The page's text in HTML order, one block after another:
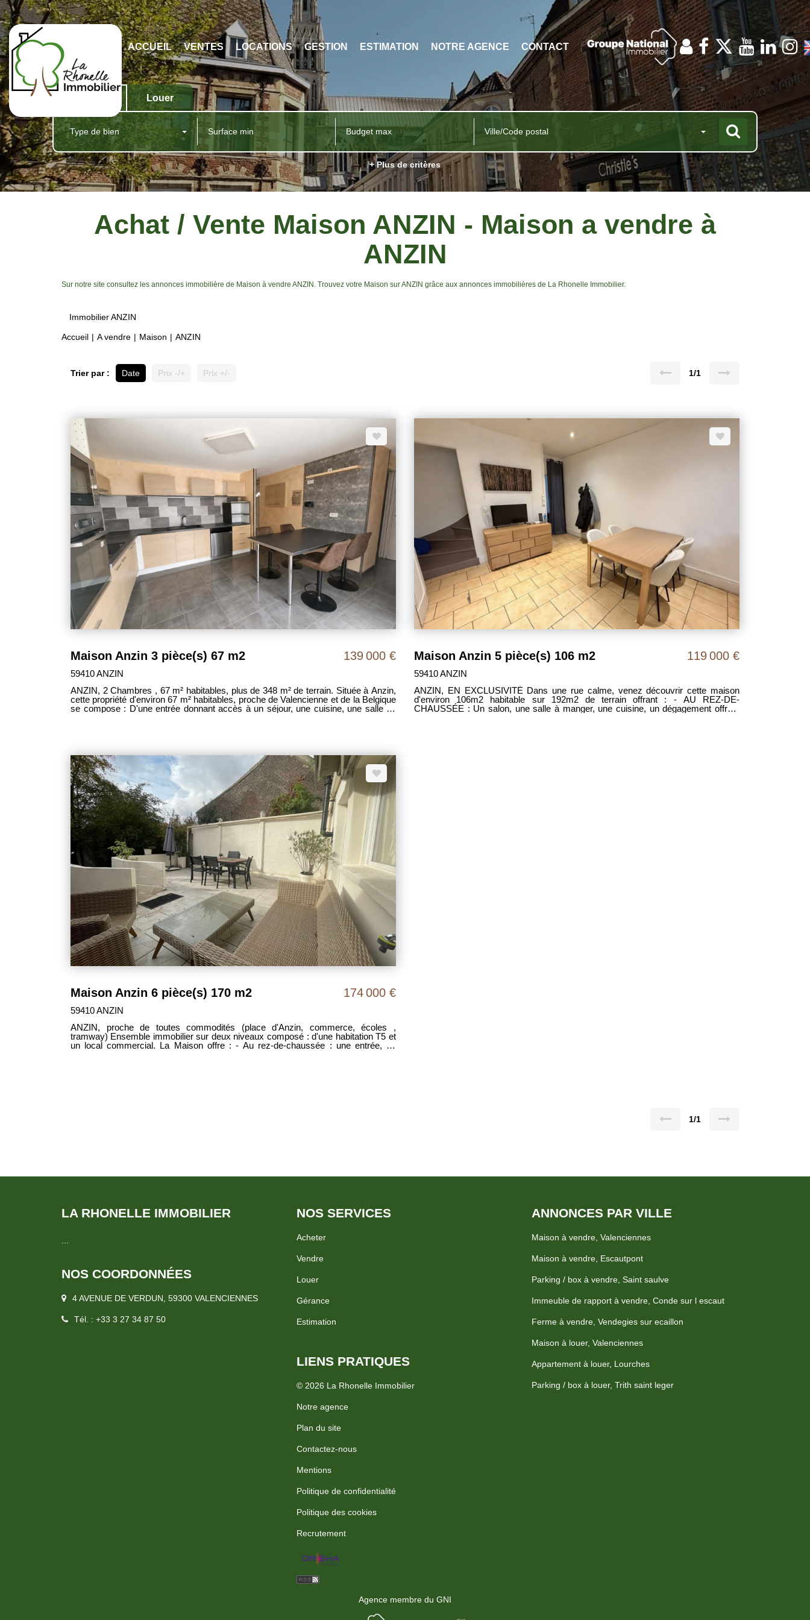
ACCUEIL VENTES LOCATIONS GESTION ESTIMATION NOTRE AGENCE CONTACT
Louer
Type de bien Ville/Code postal
+ Plus de critères
Achat / Vente Maison ANZIN - Maison a vendre à
ANZIN
Sur notre site consultez les annonces immobilière de Maison à vendre ANZIN. Trouvez votre Maison sur ANZIN grâce aux annonces immobilières de La Rhonelle Immobilier.
Immobilier ANZIN
Accueil A vendre Maison ANZIN
Trier par : Date Prix -/+ Prix +/- 1/1
Maison Anzin 3 pièce(s) 67 m2 139 000 €
59410 ANZIN
ANZIN, 2 Chambres , 67 m² habitables, plus de 348 m² de terrain. Située à Anzin,
cette propriété d'environ 67 m² habitables, proche de Valencienne et de la Belgique
se compose : D'une entrée donnant accès à un séjour, une cuisine, une salle de
Maison Anzin 5 pièce(s) 106 m2 119 000 €
59410 ANZIN
ANZIN, EN EXCLUSIVITÉ Dans une rue calme, venez découvrir cette maison
d'environ 106m2 habitable sur 192m2 de terrain offrant : - AU REZ-DE-
CHAUSSÉE : Un salon, une salle à manger, une cuisine, un dégagement offrant
Maison Anzin 6 pièce(s) 170 m2 174 000 €
59410 ANZIN
ANZIN, proche de toutes commodités (place d'Anzin, commerce, écoles ,
tramway) Ensemble immobilier sur deux niveaux composé : d'une habitation T5 et
un local commercial. La Maison offre : - Au rez-de-chaussée : une entrée, un
1/1
LA RHONELLE IMMOBILIER
...
NOS COORDONNÉES
4 AVENUE DE VERDUN, 59300 VALENCIENNES
Tél. : +33 3 27 34 87 50
NOS SERVICES
Acheter
Vendre
Louer
Gérance
Estimation
LIENS PRATIQUES
© 2026 La Rhonelle Immobilier
Notre agence
Plan du site
Contactez-nous
Mentions
Politique de confidentialité
Politique des cookies
Recrutement
Agence membre du GNI
ANNONCES PAR VILLE
Maison à vendre, Valenciennes
Maison à vendre, Escautpont
Parking / box à vendre, Saint saulve
Immeuble de rapport à vendre, Conde sur l escaut
Ferme à vendre, Vendegies sur ecaillon
Maison à louer, Valenciennes
Appartement à louer, Lourches
Parking / box à louer, Trith saint leger